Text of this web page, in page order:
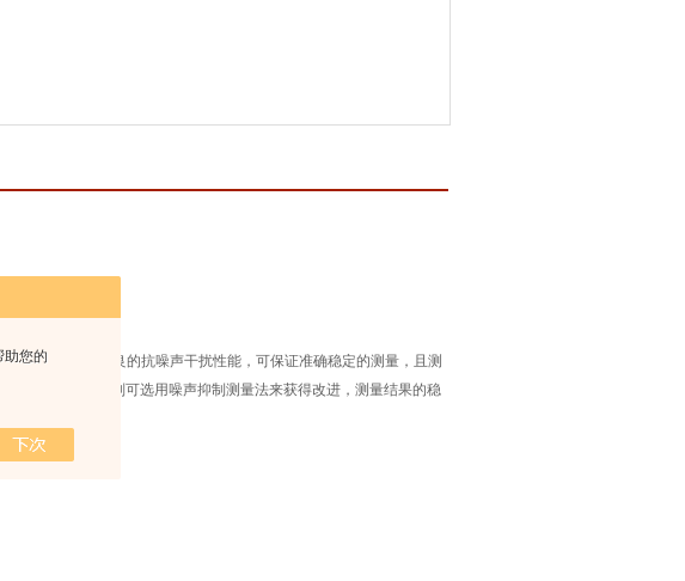
助您的量系统具有优良的抗噪声干扰性能，可保证准确稳定的测量，且测
结果不稳定，则可选用噪声抑制测量法来获得改进，测量结果的稳